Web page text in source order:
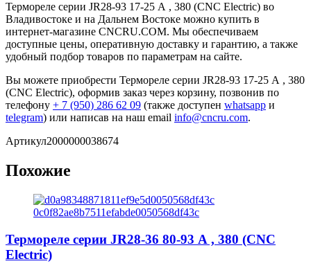
Термореле серии JR28-93 17-25 А , 380 (CNC Electric) во
Владивостоке и на Дальнем Востоке можно купить в
интернет-магазине CNCRU.COM. Мы обеспечиваем
доступные цены, оперативную доставку и гарантию, а также
удобный подбор товаров по параметрам на сайте.
Вы можете приобрести Термореле серии JR28-93 17-25 А , 380
(CNC Electric), оформив заказ через корзину, позвонив по
телефону + 7 (950) 286 62 09 (также доступен whatsapp и
telegram) или написав на наш email info@cncru.com.
Артикул2000000038674
Похожие
Термореле серии JR28-36 80-93 А , 380 (CNC
Electric)